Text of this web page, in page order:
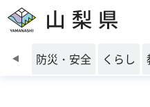
山梨県
前のスライドを表示
防災・安全 くらし